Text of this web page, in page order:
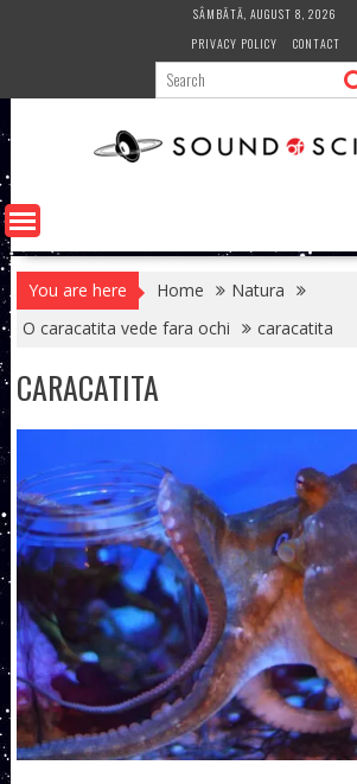
SÂMBĂTĂ, AUGUST 8, 2026
PRIVACY POLICY
CONTACT
You are here Home
Natura
O caracatita vede fara ochi
caracatita
CARACATITA